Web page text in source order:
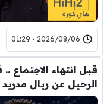
2026/08/06 - 01:29
قبل انتهاء
الرحيل عن ريال مدريد